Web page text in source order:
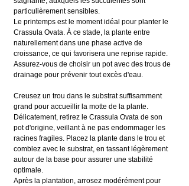
particulièrement sensibles.
Le printemps est le moment idéal pour planter le
Crassula Ovata. À ce stade, la plante entre
naturellement dans une phase active de
croissance, ce qui favorisera une reprise rapide.
Assurez-vous de choisir un pot avec des trous de
drainage pour prévenir tout excès d'eau.
Creusez un trou dans le substrat suffisamment
grand pour accueillir la motte de la plante.
Délicatement, retirez le Crassula Ovata de son
pot d'origine, veillant à ne pas endommager les
racines fragiles. Placez la plante dans le trou et
comblez avec le substrat, en tassant légèrement
autour de la base pour assurer une stabilité
optimale.
Après la plantation, arrosez modérément pour